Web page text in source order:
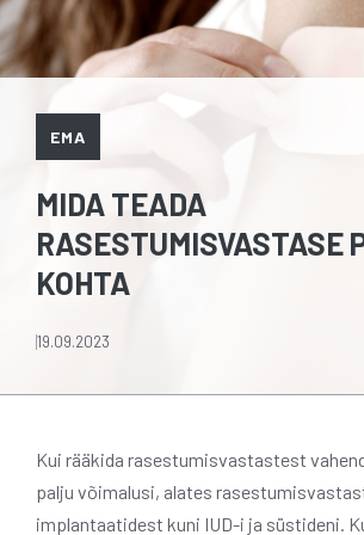
EMA
MIDA TEADA
RASESTUMISVASTASE
KOHTA
19.09.2023
Kui rääkida rasestumisvastastest
palju võimalusi, alates
implantaatidest kuni IUD-i ja süstideni.